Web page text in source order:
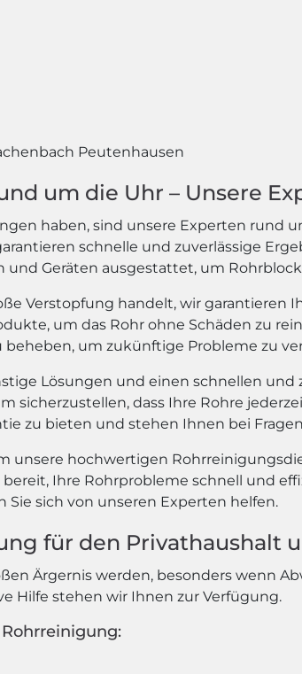
Peutenhausen
um die Uhr – Unsere
haben, sind unsere Experten rund
schnelle und zuverlässige
Geräten ausgestattet, um
Verstopfung handelt, wir
um das Rohr ohne Schäden zu
beheben, um zukünftige Probleme zu
Lösungen und einen schnellen und
sicherzustellen, dass Ihre Rohre
zu bieten und stehen Ihnen bei
unsere hochwertigen
Ihre Rohrprobleme schnell und
Sie sich von unseren Experten helfen.
für den Privathaushalt
Ärgernis werden, besonders wenn
Hilfe stehen wir Ihnen zur Verfügung.